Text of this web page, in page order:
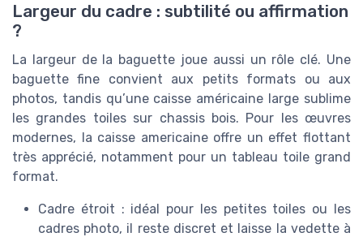
Largeur du cadre : subtilité ou affirmation
?
La largeur de la baguette joue aussi un rôle clé. Une
baguette fine convient aux petits formats ou aux
photos, tandis qu’une caisse américaine large sublime
les grandes toiles sur chassis bois. Pour les œuvres
modernes, la caisse americaine offre un effet flottant
très apprécié, notamment pour un tableau toile grand
format.
Cadre étroit : idéal pour les petites toiles ou les
cadres photo, il reste discret et laisse la vedette à